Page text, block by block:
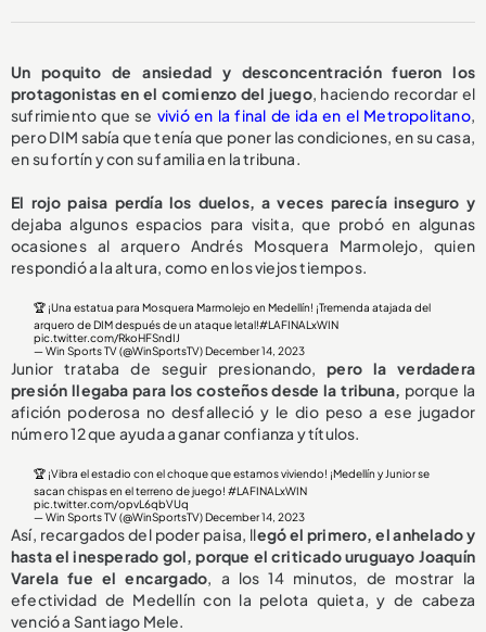
Un poquito de ansiedad y desconcentración fueron los
protagonistas en el comienzo del juego, haciendo recordar el
sufrimiento que se vivió en la final de ida en el Metropolitano,
pero DIM sabía que tenía que poner las condiciones, en su casa,
en su fortín y con su familia en la tribuna.
El rojo paisa perdía los duelos, a veces parecía inseguro y
dejaba algunos espacios para visita, que probó en algunas
ocasiones al arquero Andrés Mosquera Marmolejo, quien
respondió a la altura, como en los viejos tiempos.
🏆 ¡Una estatua para Mosquera Marmolejo en Medellín! ¡Tremenda atajada del
arquero de DIM después de un ataque letal!#LAFINALxWIN
pic.twitter.com/RkoHFSndIJ
— Win Sports TV (@WinSportsTV)December 14, 2023
Junior trataba de seguir presionando,pero la verdadera
presión llegaba para los costeños desde la tribuna, porque la
afición poderosa no desfalleció y le dio peso a ese jugador
número 12 que ayuda a ganar confianza y títulos.
🏆 ¡Vibra el estadio con el choque que estamos viviendo! ¡Medellín y Junior se
sacan chispas en el terreno de juego!#LAFINALxWIN
pic.twitter.com/opvL6qbVUq
— Win Sports TV (@WinSportsTV)December 14, 2023
Así, recargados del poder paisa, llegó el primero, el anhelado y
hasta el inesperado gol, porque el criticado uruguayo Joaquín
Varela fue el encargado , a los 14 minutos, de mostrar la
efectividad de Medellín con la pelota quieta, y de cabeza
venció a Santiago Mele.